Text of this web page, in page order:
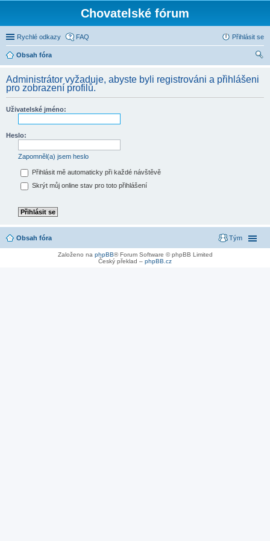
Chovatelské fórum
Rychlé odkazy FAQ Přihlásit se
Obsah fóra
Administrátor vyžaduje, abyste byli registrováni a přihlášeni
pro zobrazení profilů.
Uživatelské jméno:
Heslo:
Zapomněl(a) jsem heslo
Přihlásit mě automaticky při každé návštěvě
Skrýt můj online stav pro toto přihlášení
Obsah fóra Tým
Založeno na phpBB® Forum Software © phpBB Limited
Český překlad – phpBB.cz